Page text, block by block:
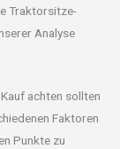
Traktorsitze-
Analyse
achten sollten
Faktoren
Punkte zu